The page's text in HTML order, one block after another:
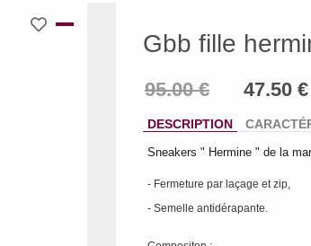
Gbb fille
DESCRIPTION
Sneakers " Hermine " de la
- Fermeture par laçage et zip,
- Semelle antidérapante.